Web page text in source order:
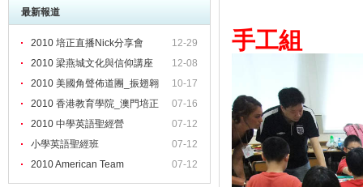
最新報道
12-29
2010 培正直播Nick分享會
12-08
2010 梁燕城文化與信仰講座
10-17
2010 美國角聲佈道團_振翅翱
07-16
2010 香港教育學院_澳門培正
07-12
2010 中學英語聖經營
07-12
小學英語聖經班
07-12
2010 American Team
手工組